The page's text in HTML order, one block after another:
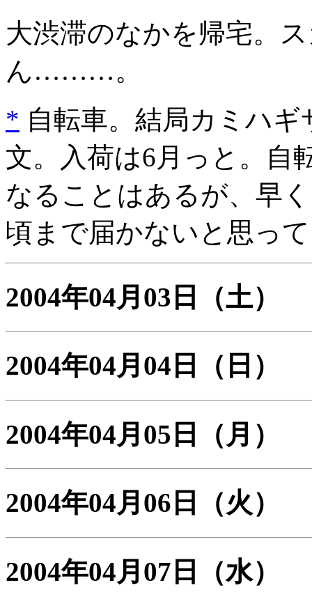
大渋滞のなかを帰宅。
ん………。
* 自転車。結局カミハギ
文。入荷は6月っと。自
なることはあるが、早
頃まで届かないと思っ
2004年04月03日 （土）
2004年04月04日 （日）
2004年04月05日 （月）
2004年04月06日 （火）
2004年04月07日 （水）